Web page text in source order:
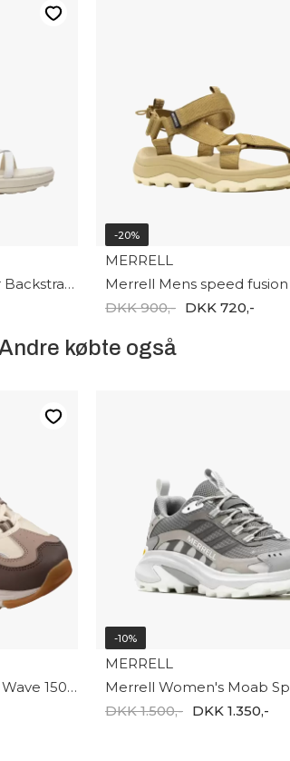
Merrell Women's Harbor Backstrap J008364
-20%
MERRELL
Merrell Mens speed fusion
DKK 900,- DKK 720,-
købte også
Skechers D'Lites Vintage Wave 150725 NTBR
-10%
MERRELL
DKK 1.500,- DKK 1.350,-